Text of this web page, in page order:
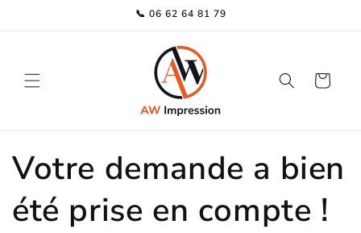
📞 06 62 64 81 79
Panier
Votre demande a bien
été prise en compte !